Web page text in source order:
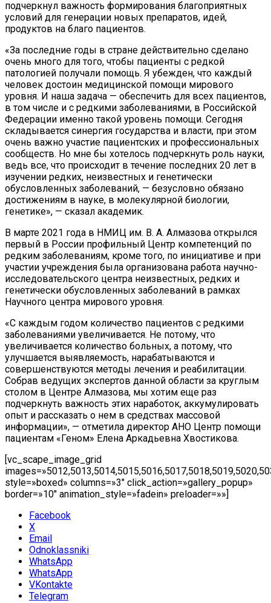
подчеркнул важность формирования благоприятных
условий для генерации новых препаратов, идей,
продуктов на благо пациентов.
«За последние годы в стране действительно сделано
очень много для того, чтобы пациенты с редкой
патологией получали помощь. Я убежден, что каждый
человек достоин медицинской помощи мирового
уровня. И наша задача — обеспечить для всех пациентов,
в том числе и с редкими заболеваниями, в Российской
Федерации именно такой уровень помощи. Сегодня
складывается синергия государства и власти, при этом
очень важно участие пациентских и профессиональных
сообществ. Но мне бы хотелось подчеркнуть роль науки,
ведь все, что происходит в течение последних 20 лет в
изучении редких, неизвестных и генетически
обусловленных заболеваний, — безусловно обязано
достижениям в науке, в молекулярной биологии,
генетике», — сказал академик.
В марте 2021 года в НМИЦ им. В. А. Алмазова открылся
первый в России профильный Центр компетенций по
редким заболеваниям, кроме того, по инициативе и при
участии учреждения была организована работа научно-
исследовательского центра неизвестных, редких и
генетически обусловленных заболеваний в рамках
Научного центра мирового уровня.
«С каждым годом количество пациентов с редкими
заболеваниями увеличивается. Не потому, что
увеличивается количество больных, а потому, что
улучшается выявляемость, нарабатываются и
совершенствуются методы лечения и реабилитации.
Собрав ведущих экспертов данной области за круглым
столом в Центре Алмазова, мы хотим еще раз
подчеркнуть важность этих наработок, аккумулировать
опыт и рассказать о нем в средствах массовой
информации», — отметила директор АНО Центр помощи
пациентам «Геном» Елена Аркадьевна Хвостикова.
[vc_scape_image_grid
style=»boxed» columns=»3″ click_action=»gallery_popup»
border=»10″ animation_style=»fadein» preloader=»»]
Facebook
X
Email
Odnoklassniki
WhatsApp
WhatsApp
VKontakte
Telegram